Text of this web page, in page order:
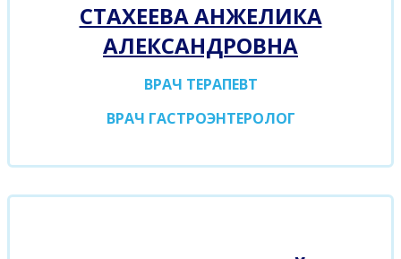
СТАХЕЕВА АНЖЕЛИКА
АЛЕКСАНДРОВНА
ВРАЧ ТЕРАПЕВТ
ВРАЧ ГАСТРОЭНТЕРОЛОГ